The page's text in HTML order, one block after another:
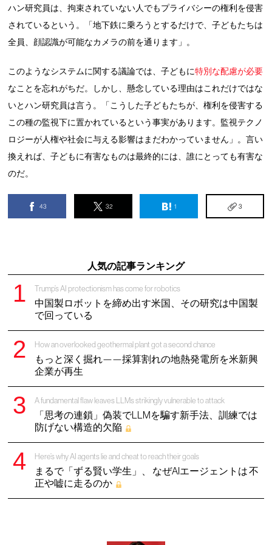
ハン研究員は、拘束されていない人でもプライバシーの権利を侵害
されているという。「地下鉄に乗ろうとするだけで、子どもたちは
全員、顔認識が可能なカメラの前を通ります」。
このようなシステムに関する議論では、子どもに特別な配慮が必要
なことを忘れがちだ。しかし、懸念している理由はこれだけではな
いとハン研究員は言う。「こうした子どもたちが、権利を侵害する
この種の監視下に置かれているという事実があります。監視テクノ
ロジーが人権や社会に与える影響はまだわかっていません」。言い
換えれば、子どもに有害なものは最終的には、誰にとっても有害な
のだ。
43 32 1 3
人気の記事ランキング
Trump’s AI protectionism has come for robotics
中国製ロボットを締め出す米国、その研究は中国製
で回っている
How an overlooked geothermal plant got a second chance
もっと深く掘れ——採算割れの地熱発電所を米新興
企業が再生
A fundamental flaw leaves LLMs strikingly vulnerable to attack
「思考の連鎖」偽装でLLMを騙す新手法、訓練では
防げない構造的欠陥
Here’s why AI agents lie and cheat to reach their goals
まるで「ずる賢い学生」、 なぜAIエージェントは 不
正や嘘に走るのか